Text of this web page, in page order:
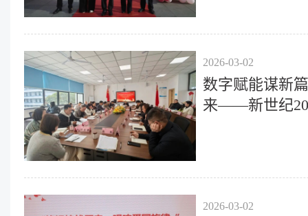
2026-03-02
数字赋能谋新
来——新世纪
2026-03-02